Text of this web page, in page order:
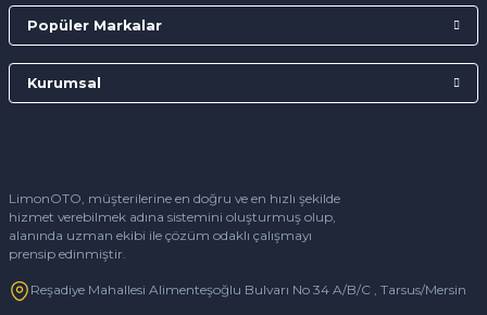
LimonOTO, müşterilerine en doğru ve en hızlı şekilde
hizmet verebilmek adına sistemini oluşturmuş olup,
alanında uzman ekibi ile çözüm odaklı çalışmayı
prensip edinmiştir.
Reşadiye Mahallesi Alimenteşoğlu Bulvarı No 34 A/B/C , Tarsus/Mersin
Popüler Markalar
Kurumsal